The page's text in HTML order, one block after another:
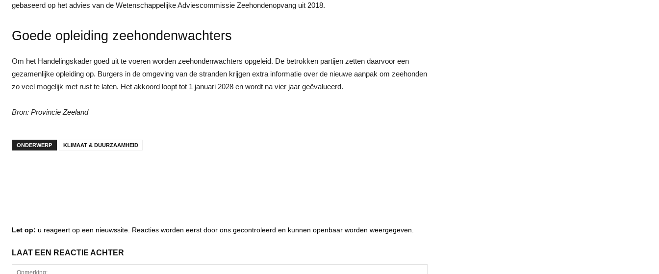
gebaseerd op het advies van de Wetenschappelijke Adviescommissie Zeehondenopvang uit 2018.
Goede opleiding zeehondenwachters
Om het Handelingskader goed uit te voeren worden zeehondenwachters opgeleid. De betrokken partijen zetten daarvoor een
gezamenlijke opleiding op. Burgers in de omgeving van de stranden krijgen extra informatie over de nieuwe aanpak om zeehonden
zo veel mogelijk met rust te laten. Het akkoord loopt tot 1 januari 2028 en wordt na vier jaar geëvalueerd.
Bron: Provincie Zeeland
ONDERWERP KLIMAAT & DUURZAAMHEID
Let op: u reageert op een nieuwssite. Reacties worden eerst door ons gecontroleerd en kunnen openbaar worden weergegeven.
LAAT EEN REACTIE ACHTER